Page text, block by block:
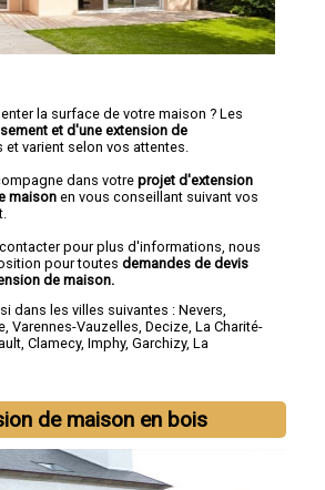
la surface de votre maison ? Les
et d'une extension de
varient selon vos attentes.
dans votreprojet d'extension
maison en vous conseillant suivant vos
pour plus d'informations, nous
pour toutes demandes de devis
de maison.
dans les villes suivantes : Nevers,
, Varennes-Vauzelles, Decize, La Charité-
, Clamecy, Imphy, Garchizy, La
de maison en bois